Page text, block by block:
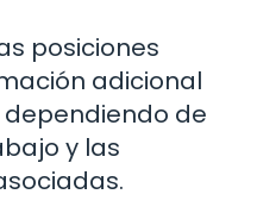
posiciones
adicional
dependiendo de
y las